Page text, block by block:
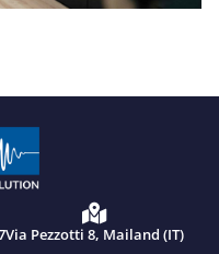
Via Pezzotti 8, Mailand (IT)